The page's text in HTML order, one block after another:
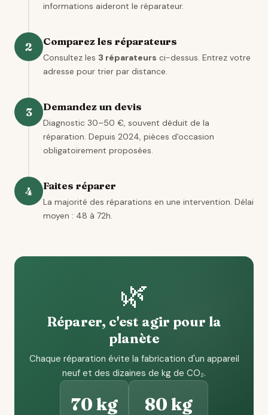
informations aideront le réparateur.
2 Comparez les réparateurs
Consultez les 3 réparateurs ci-dessus. Entrez votre
adresse pour trier par distance.
3 Demandez un devis
Diagnostic 30–50 €, souvent déduit de la
réparation. Depuis 2024, pièces d'occasion
obligatoirement proposées.
4 Faites réparer
La majorité des réparations en une intervention. Délai
moyen : 48 à 72h.
🌿
Réparer, c'est agir pour la
planète
Chaque réparation évite la fabrication d'un appareil
neuf et des dizaines de kg de CO₂.
70 kg 80 kg